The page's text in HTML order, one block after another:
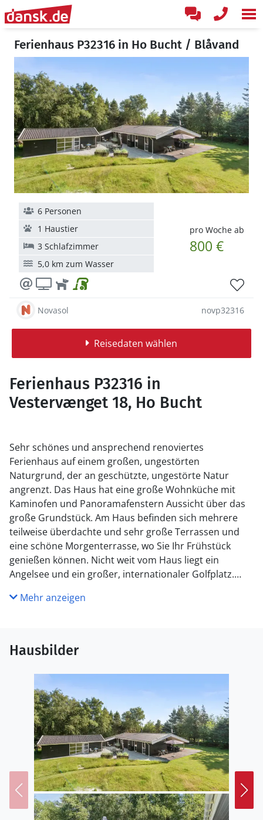
Ferienhaus P32316 in Ho Bucht / Blåvand
pro Woche ab
800 €
6 Personen
1 Haustier
3 Schlafzimmer
5,0 km zum Wasser
Novasol novp32316
Reisedaten wählen
Ferienhaus P32316 in
Vestervænget 18, Ho Bucht
Sehr schönes und ansprechend renoviertes
Ferienhaus auf einem großen, ungestörten
Naturgrund, der an geschützte, ungestörte Natur
angrenzt. Das Haus hat eine große Wohnküche mit
Kaminofen und Panoramafenstern Aussicht über das
große Grundstück. Am Haus befinden sich mehrere
teilweise überdachte und sehr große Terrassen und
eine schöne Morgenterrasse, wo Sie Ihr Frühstück
genießen können. Nicht weit vom Haus liegt ein
Angelsee und ein großer, internationaler Golfplatz.
halbem Wege zwischen Ho und Blåvand liegt das
machen, wo Sie fantastische Strände und die
Möglichkeit für einzigartige Naturerlebnisse finden.
Mehr anzeigen
Hausbilder